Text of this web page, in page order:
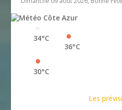
36°C
34°C
30°C
Les